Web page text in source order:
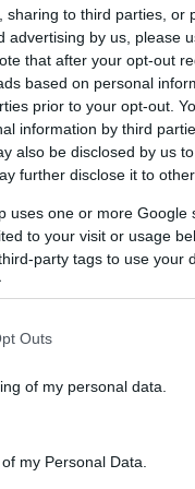
sharing to third parties, or
advertising by us, please
that after your opt-out
based on personal
prior to your opt-out.
information by third
also be disclosed by us
further disclose it to
uses one or more
to your visit or usage
party tags to use your
Outs
of my personal data.
my Personal Data.
az Apple
mellett
vált
13 éve elérhető
tehát a
legalább kétévesek.
országainak utcáiról,
kezdett ismét fotózni